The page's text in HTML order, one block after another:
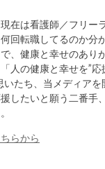
在は看護師／フリー
回転職してるのか分
、健康と幸せのあり
人の健康と幸せを”応
いたち、当メディアを
したいと願う二番手
らから